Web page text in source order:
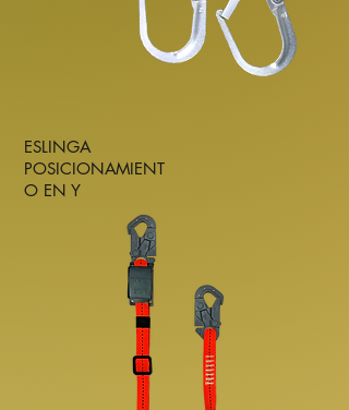
ESLINGA
POSICIONAMIENT
O EN Y